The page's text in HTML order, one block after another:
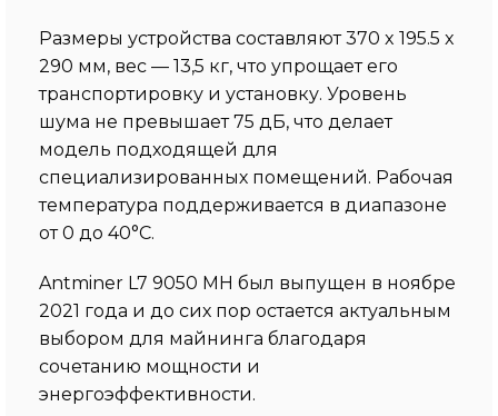
Размеры устройства составляют 370 x 195.5 x
290 мм, вес — 13,5 кг, что упрощает его
транспортировку и установку. Уровень
шума не превышает 75 дБ, что делает
модель подходящей для
специализированных помещений. Рабочая
температура поддерживается в диапазоне
от 0 до 40°C.
Antminer L7 9050 MH был выпущен в ноябре
2021 года и до сих пор остается актуальным
выбором для майнинга благодаря
сочетанию мощности и
энергоэффективности.